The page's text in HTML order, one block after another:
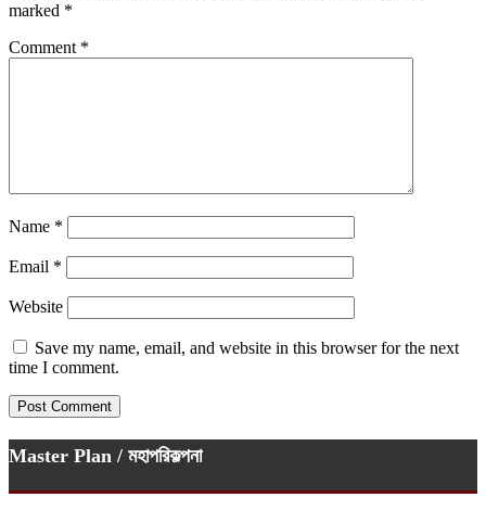
marked *
Comment *
Name *
Email *
Website
Save my name, email, and website in this browser for the next
time I comment.
Master Plan / মহাপরিকল্পনা